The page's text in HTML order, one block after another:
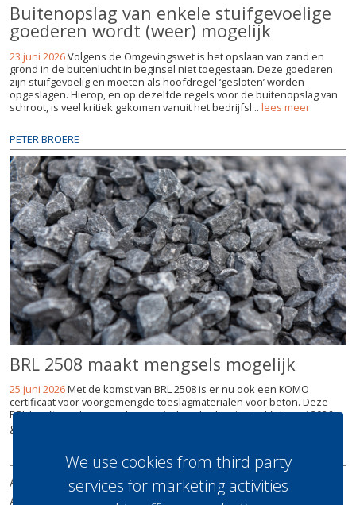
We use cookies from third party
services for marketing activities
Buitenopslag van enkele stuifgevoelige
goederen wordt (weer) mogelijk
23 juni 2026Volgens de Omgevingswet is het opslaan van zand en
grond in de buitenlucht in beginsel niet toegestaan. Deze goederen
zijn stuifgevoelig en moeten als hoofdregel ‘gesloten’ worden
opgeslagen. Hierop, en op dezelfde regels voor de buitenopslag van
schroot, is veel kritiek gekomen vanuit het bedrijfsl... lees meer
PETER BROERE
BRL 2508 maakt mengsels mogelijk
25 juni 2026Met de komst van BRL 2508 is er nu ook een KOMO
certificaat voor voorgemengde toeslagmaterialen voor beton. Deze
BRL heeft een lange aanloopperiode gehad en is eind februari 2026
gepubliceerd.
ABONNEREN ADVERTEREN UITGAVES
REDACTIE
ADRES